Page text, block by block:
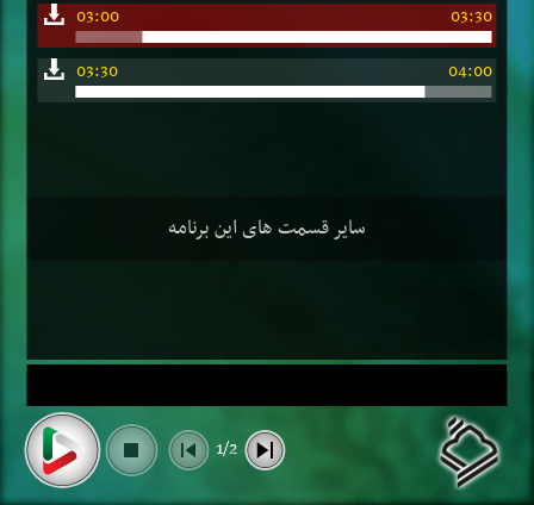
03:00
03:30
03:30
04:00
سایر قسمت های این برنامه
1/2